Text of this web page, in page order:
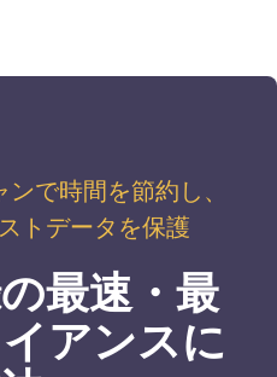
で時間を節約し、
トデータを保護
最速・最
アンスに